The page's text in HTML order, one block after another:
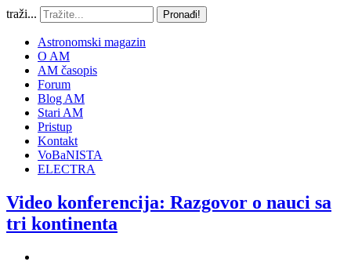
traži... Pronađi!
Astronomski magazin
O AM
AM časopis
Forum
Blog AM
Stari AM
Pristup
Kontakt
VoBaNISTA
ELECTRA
Video konferencija: Razgovor o nauci sa
tri kontinenta